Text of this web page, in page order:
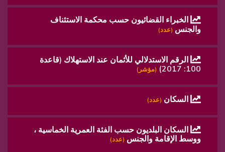
الخبراء القضائيون حسب محكمة الاستئناف
والجنس (عدد)
الرقم الاستدلالي للأثمان عند الاستهلاك (قاعدة
100: 2017)
(مؤشر)
السكان (عدد)
السكان البلديون حسب الفئة العمرية الخماسية ،
ووسط الإقامة والجنس (عدد)